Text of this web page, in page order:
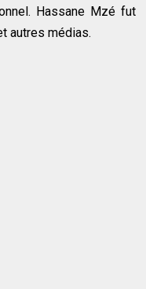
Hassane Mzé fut
autres médias.